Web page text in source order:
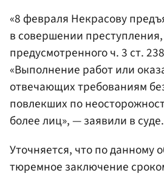
«8 февраля Некрасову
в совершении преступления,
предусмотренного ч. 3 ст.
«Выполнение работ или
отвечающих требованиям
повлекших по
более лиц», — заявили в суде.
Уточняется, что по данному
тюремное заключение